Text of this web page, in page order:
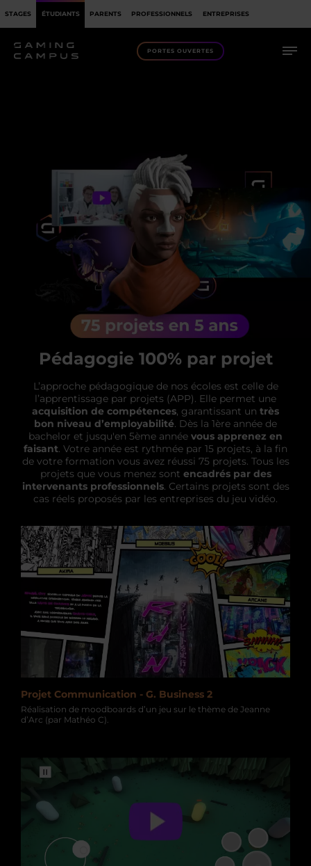
STAGES ÉTUDIANTS PARENTS PROFESSIONNELS ENTREPRISES
PORTES OUVERTES
Pédagogie 100% par projet
L’approche pédagogique de nos écoles est celle de
l’apprentissage par projets (APP). Elle permet une
acquisition de compétences, garantissant un très
bon niveau d’employabilité. Dès la 1ère année de
bachelor et jusqu'en 5ème année vous apprenez en
faisant. Votre année est rythmée par 15 projets, à la fin
de votre formation vous avez réussi 75 projets. Tous les
projets que vous menez sont encadrés par des
intervenants professionnels. Certains projets sont des
cas réels proposés par les entreprises du jeu vidéo.
Projet Communication - G. Business 2
Réalisation de moodboards d’un jeu sur le thème de Jeanne
d’Arc (par Mathéo C).
PÉDAGOGIE
ÉVÈNEMENTS
INTERVENANTS